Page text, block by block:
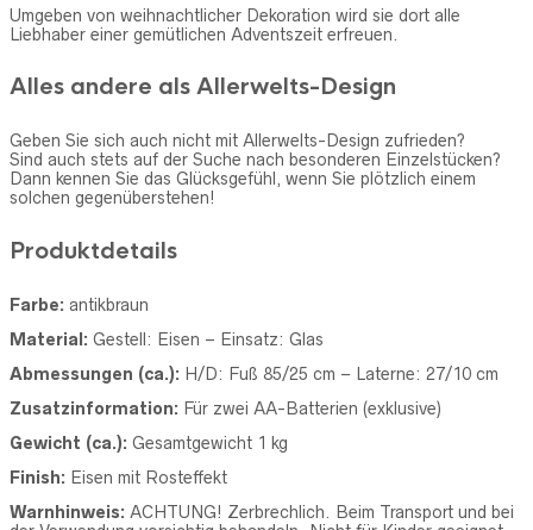
Umgeben von weihnachtlicher Dekoration wird sie dort alle
Liebhaber einer gemütlichen Adventszeit erfreuen.
Alles andere als Allerwelts-Design
Geben Sie sich auch nicht mit Allerwelts-Design zufrieden?
Sind auch stets auf der Suche nach besonderen Einzelstücken?
Dann kennen Sie das Glücksgefühl, wenn Sie plötzlich einem
solchen gegenüberstehen!
Produktdetails
Farbe: antikbraun
Material: Gestell: Eisen – Einsatz: Glas
Abmessungen (ca.): H/D: Fuß 85/25 cm – Laterne: 27/10 cm
Zusatzinformation: Für zwei AA-Batterien (exklusive)
Gewicht (ca.): Gesamtgewicht 1 kg
Finish: Eisen mit Rosteffekt
Warnhinweis: ACHTUNG! Zerbrechlich. Beim Transport und bei